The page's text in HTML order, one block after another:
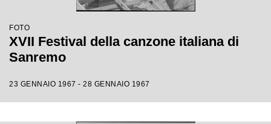
FOTO
XVII Festival della canzone italiana di
Sanremo
23 GENNAIO 1967 - 28 GENNAIO 1967